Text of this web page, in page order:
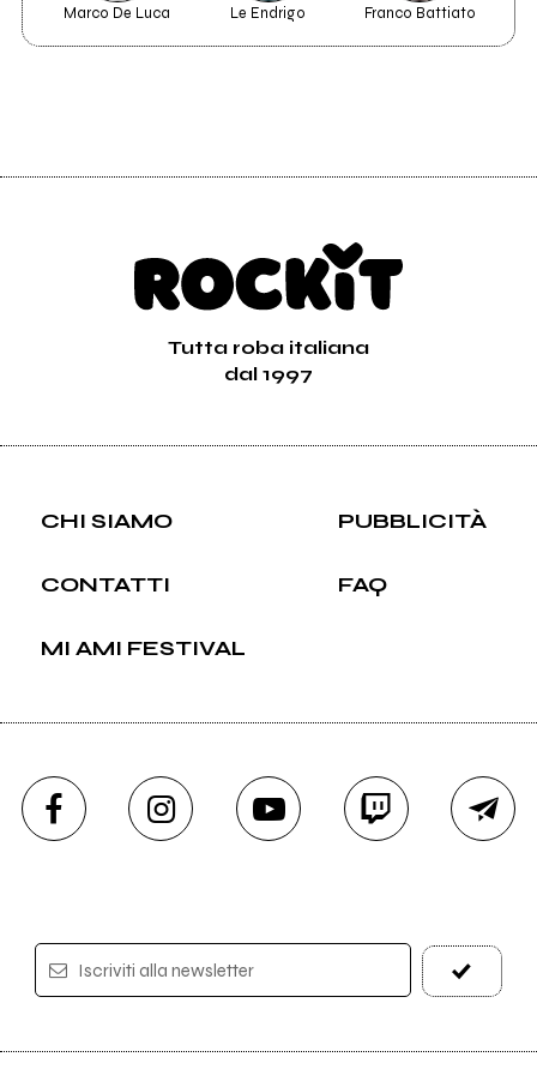
Marco De Luca Le Endrigo Franco Battiato
Tutta roba italiana
dal 1997
CHI SIAMO PUBBLICITÀ
CONTATTI FAQ
MI AMI FESTIVAL
Iscriviti alla newsletter